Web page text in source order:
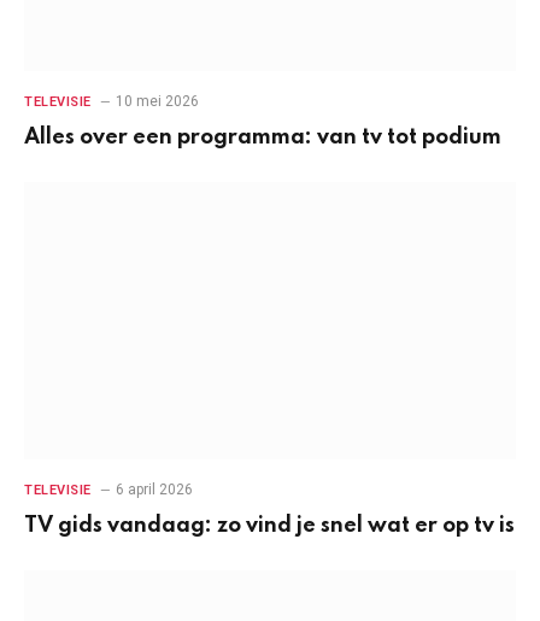
TELEVISIE 10 mei 2026
Alles over een programma: van tv tot podium
TELEVISIE 6 april 2026
TV gids vandaag: zo vind je snel wat er op tv is